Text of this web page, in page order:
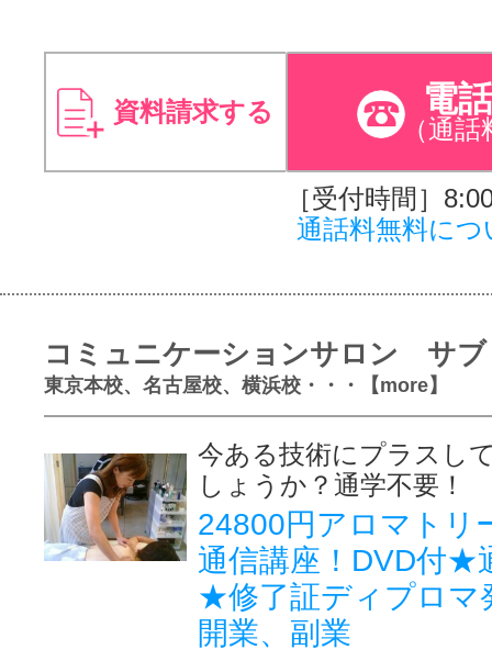
資料請求する 電
（通話
［受付時間］
通話料無料につ
コミュニケーションサロン サブ
東京本校、名古屋校、横浜校・・・【more】
今ある技術にプラスし
しょうか？通学不要！
24800円アロマトリ
通信講座！DVD付★
★修了証ディプロ
開業、副業